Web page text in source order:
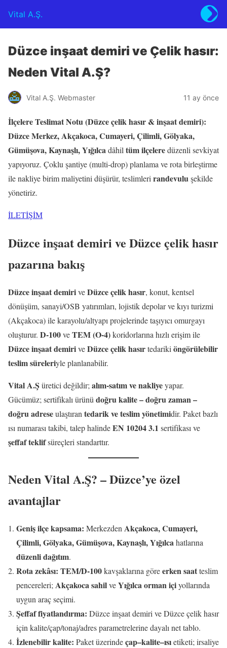
Vital A.Ş.
Düzce inşaat demiri ve Çelik hasır:
Neden Vital A.Ş?
Vital A.Ş. Webmaster 11 ay önce
İlçelere Teslimat Notu (Düzce çelik hasır & inşaat demiri):
Düzce Merkez, Akçakoca, Cumayeri, Çilimli, Gölyaka,
Gümüşova, Kaynaşlı, Yığılcadâhil tüm ilçeleredüzenli sevkiyat
yapıyoruz. Çoklu şantiye (multi-drop) planlama ve rota birleştirme
ile nakliye birim maliyetini düşürür, teslimleri randevuluşekilde
yönetiriz.
İLETİŞİM
Düzce inşaat demiri ve Düzce çelik hasır
pazarına bakış
Düzce inşaat demiriveDüzce çelik hasır, konut, kentsel
dönüşüm, sanayi/OSB yatırımları, lojistik depolar ve kıyı turizmi
(Akçakoca) ile karayolu/altyapı projelerinde taşıyıcı omurgayı
oluşturur. D-100veTEM (O-4)koridorlarına hızlı erişim ile
Düzce inşaat demiriveDüzce çelik hasırtedariki öngörülebilir
teslim süreleriyle planlanabilir.
Vital A.Ş üretici değildir; alım-satım ve nakliyeyapar.
Gücümüz; sertifikalı ürünü doğru kalite – doğru zaman –
doğru adreseulaştıran tedarik ve teslim yönetimidir. Paket bazlı
ısı numarası takibi, talep halindeEN 10204 3.1 sertifikası ve
şeffaf teklifsüreçleri standarttır.
Neden Vital A.Ş? – Düzce’ye özel
avantajlar
Geniş ilçe kapsama: Merkezden Akçakoca, Cumayeri,
Çilimli, Gölyaka, Gümüşova, Kaynaşlı, Yığılcahatlarına
düzenli dağıtım.
Rota zekâsı: TEM/D-100kavşaklarına göreerken saatteslim
pencereleri; Akçakoca sahilveYığılca orman içiyollarında
uygun araç seçimi.
Şeffaf fiyatlandırma: Düzce inşaat demiri ve Düzce çelik hasır
için kalite/çap/tonaj/adres parametrelerine dayalı net tablo.
İzlenebilir kalite: Paket üzerindeçap–kalite–ısıetiketi; irsaliye